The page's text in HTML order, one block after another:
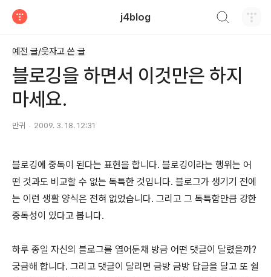
j4blog
예전 글/웃자고 쓴 글
블로깅을 하면서 이것만은 하지
마세요.
만귀 2009. 3. 18. 12:31
블로깅에 중독이 된다는 표현을 합니다. 블로깅이라는 행위는 어
떤 것과도 비교할 수 없는 독특한 것입니다. 블로그가 생기기 전에
는 이런 생활 양식은 전혀 없었습니다. 그리고 그 독특함만큼 강한
중독성이 있다고 봅니다.
하루 종일 자신의 블로그를 열어둔채 방금 어떤 댓글이 달렸을까?
궁금해 합니다. 그리고 댓글이 달리면 금방 금방 답글을 달고 또 쉴